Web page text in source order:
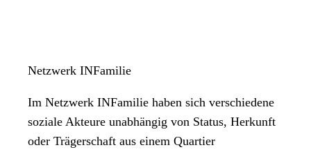
Netzwerk INFamilie
Im Netzwerk INFamilie haben sich verschiedene
soziale Akteure unabhängig von Status, Herkunft
oder Trägerschaft aus einem Quartier